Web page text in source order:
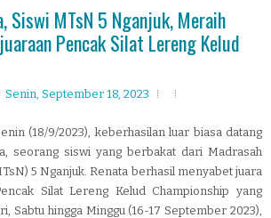
Siswi MTsN 5 Nganjuk, Meraih
Pencak Silat Lereng Kelud
Senin, September 18, 2023
(18/9/2023), keberhasilan luar biasa datang
seorang siswi yang berbakat dari Madrasah
5 Nganjuk. Renata berhasil menyabet juara
Silat Lereng Kelud Championship yang
Sabtu hingga Minggu (16-17 September 2023),